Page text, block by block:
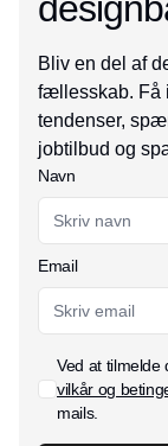
Bliv en del af
fællesskab. Få
tendenser,
jobtilbud og
Navn
Email
Ved at tilmelde
vilkår og
mails.